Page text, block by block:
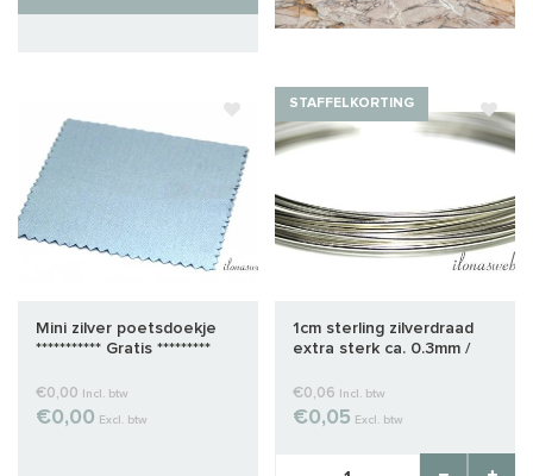
Mini zilver poetsdoekje
*********** Gratis *********
€0,00 Incl. btw
€0,00 Excl. btw
STAFFELKORTING
1cm sterling zilverdraad
extra sterk ca. 0.3mm /
€0,06 Incl. btw
€0,05 Excl. btw